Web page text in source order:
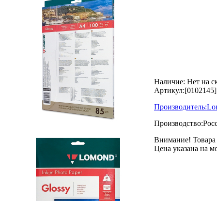
Наличие: Нет на
Артикул:[0102145]
Производитель:
Производство:
Внимание! Товара
Цена указана на